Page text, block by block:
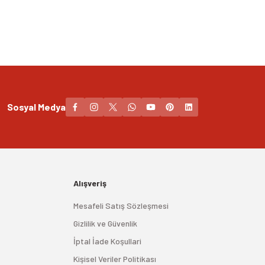
Sosyal Medya
Alışveriş
Mesafeli Satış Sözleşmesi
Gizlilik ve Güvenlik
İptal İade Koşullari
Kişisel Veriler Politikası